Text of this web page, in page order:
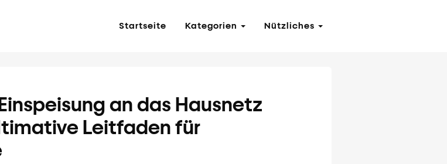
Startseite Kategorien Nützliches
an das Hausnetz
Leitfaden für